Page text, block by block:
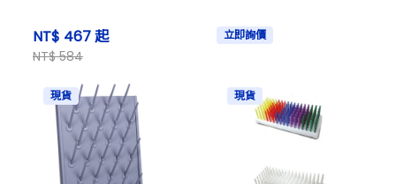
NT$ 467 起
NT$ 584
立即詢價
現貨 現貨